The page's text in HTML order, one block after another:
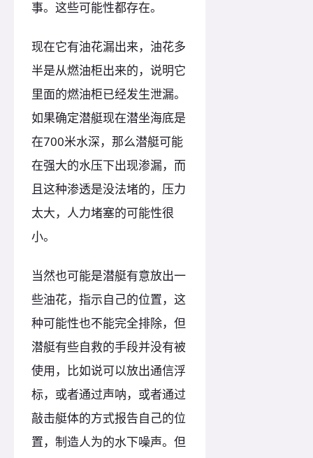
事。这些可能性都存在。
现在它有油花漏出来，油花多
半是从燃油柜出来的，说明它
里面的燃油柜已经发生泄漏。
如果确定潜艇现在潜坐海底是
在700米水深，那么潜艇可能
在强大的水压下出现渗漏，而
且这种渗透是没法堵的，压力
太大，人力堵塞的可能性很
小。
当然也可能是潜艇有意放出一
些油花，指示自己的位置，这
种可能性也不能完全排除，但
潜艇有些自救的手段并没有被
使用，比如说可以放出通信浮
标，或者通过声呐，或者通过
敲击艇体的方式报告自己的位
置，制造人为的水下噪声。但